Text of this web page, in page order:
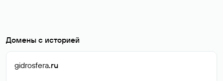
Домены с историей
gidrosfera.ru